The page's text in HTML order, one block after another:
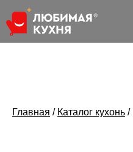
Главная / Каталог кухонь /